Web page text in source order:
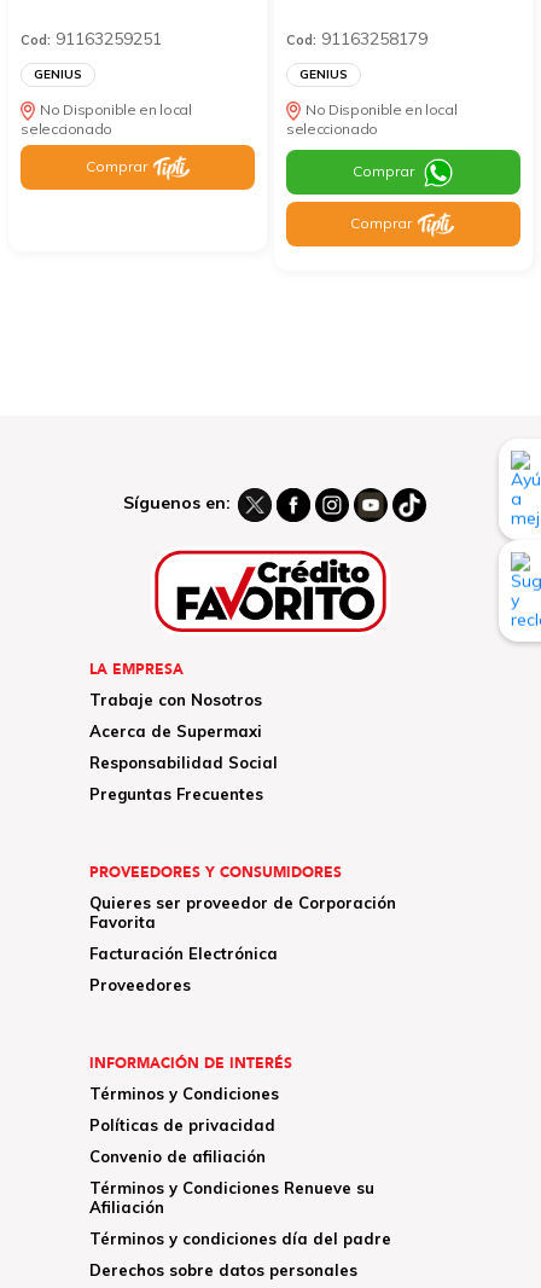
Cod: 91163259251
GENIUS
No Disponible en local
seleccionado
Comprar
Cod: 91163258179
GENIUS
No Disponible en local
seleccionado
Comprar
Comprar
Síguenos en:
LA EMPRESA
Trabaje con Nosotros
Acerca de Supermaxi
Responsabilidad Social
Preguntas Frecuentes
PROVEEDORES Y CONSUMIDORES
Quieres ser proveedor de Corporación
Favorita
Facturación Electrónica
Proveedores
INFORMACIÓN DE INTERÉS
Términos y Condiciones
Políticas de privacidad
Convenio de afiliación
Términos y Condiciones Renueve su
Afiliación
Términos y condiciones día del padre
Derechos sobre datos personales